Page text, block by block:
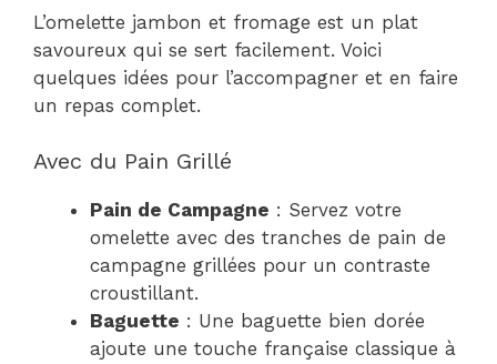
L’omelette jambon et fromage est un plat
savoureux qui se sert facilement. Voici
quelques idées pour l’accompagner et en faire
un repas complet.
Avec du Pain Grillé
Pain de Campagne : Servez votre
omelette avec des tranches de pain de
campagne grillées pour un contraste
croustillant.
Baguette : Une baguette bien dorée
ajoute une touche française classique à